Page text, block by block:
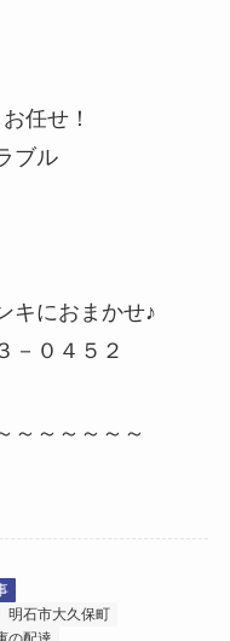
任せ！
ブル
キにおまかせ♪
－０４５２
～～～～～～
明石市大久保町